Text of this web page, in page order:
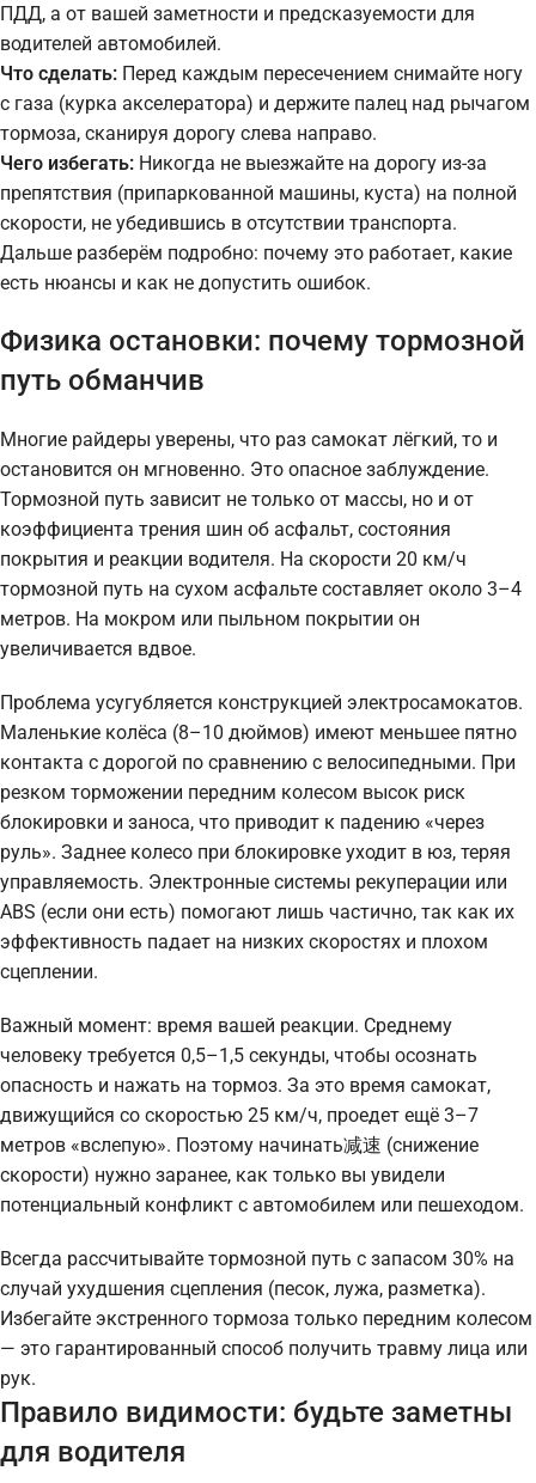
ПДД, а от вашей заметности и предсказуемости для
водителей автомобилей.
Что сделать: Перед каждым пересечением снимайте ногу
с газа (курка акселератора) и держите палец над рычагом
тормоза, сканируя дорогу слева направо.
Чего избегать: Никогда не выезжайте на дорогу из-за
препятствия (припаркованной машины, куста) на полной
скорости, не убедившись в отсутствии транспорта.
Дальше разберём подробно: почему это работает, какие
есть нюансы и как не допустить ошибок.
Физика остановки: почему тормозной
путь обманчив
Многие райдеры уверены, что раз самокат лёгкий, то и
остановится он мгновенно. Это опасное заблуждение.
Тормозной путь зависит не только от массы, но и от
коэффициента трения шин об асфальт, состояния
покрытия и реакции водителя. На скорости 20 км/ч
тормозной путь на сухом асфальте составляет около 3–4
метров. На мокром или пыльном покрытии он
увеличивается вдвое.
Проблема усугубляется конструкцией электросамокатов.
Маленькие колёса (8–10 дюймов) имеют меньшее пятно
контакта с дорогой по сравнению с велосипедными. При
резком торможении передним колесом высок риск
блокировки и заноса, что приводит к падению «через
руль». Заднее колесо при блокировке уходит в юз, теряя
управляемость. Электронные системы рекуперации или
ABS (если они есть) помогают лишь частично, так как их
эффективность падает на низких скоростях и плохом
сцеплении.
Важный момент: время вашей реакции. Среднему
человеку требуется 0,5–1,5 секунды, чтобы осознать
опасность и нажать на тормоз. За это время самокат,
движущийся со скоростью 25 км/ч, проедет ещё 3–7
метров «вслепую». Поэтому начинать减速 (снижение
скорости) нужно заранее, как только вы увидели
потенциальный конфликт с автомобилем или пешеходом.
Всегда рассчитывайте тормозной путь с запасом 30% на
случай ухудшения сцепления (песок, лужа, разметка).
Избегайте экстренного тормоза только передним колесом
— это гарантированный способ получить травму лица или
рук.
Правило видимости: будьте заметны
для водителя